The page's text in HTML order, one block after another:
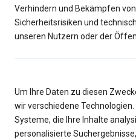
Verhindern und Bekämpfen
Sicherheitsrisiken und
unseren Nutzern oder der
Um Ihre Daten zu diesen
wir verschiedene
Systeme, die Ihre Inhalte
personalisierte